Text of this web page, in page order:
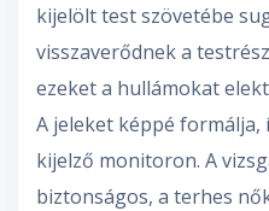
kijelölt test szövetébe
visszaverődnek a
ezeket a hullámokat
A jeleket képpé formálja,
kijelző monitoron. A
biztonságos, a terhes